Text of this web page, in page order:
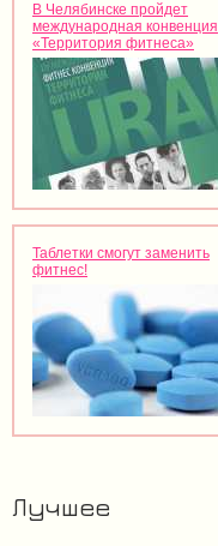
В Челябинске пройдет
международная конвенция
«Территория фитнеса»
Таблетки смогут заменить
фитнес!
Лучшее